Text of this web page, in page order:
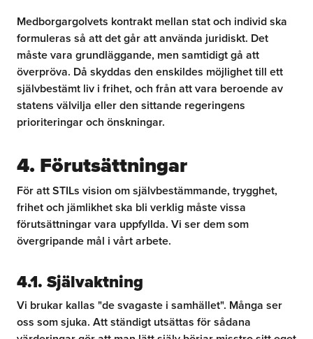
Medborgargolvets kontrakt mellan stat och individ ska
formuleras så att det går att använda juridiskt. Det
måste vara grundläggande, men samtidigt gå att
överpröva. Då skyddas den enskildes möjlighet till ett
självbestämt liv i frihet, och från att vara beroende av
statens välvilja eller den sittande regeringens
prioriteringar och önskningar.
4. Förutsättningar
För att STILs vision om självbestämmande, trygghet,
frihet och jämlikhet ska bli verklig måste vissa
förutsättningar vara uppfyllda. Vi ser dem som
övergripande mål i vårt arbete.
4.1. Självaktning
Vi brukar kallas "de svagaste i samhället". Många ser
oss som sjuka. Att ständigt utsättas för sådana